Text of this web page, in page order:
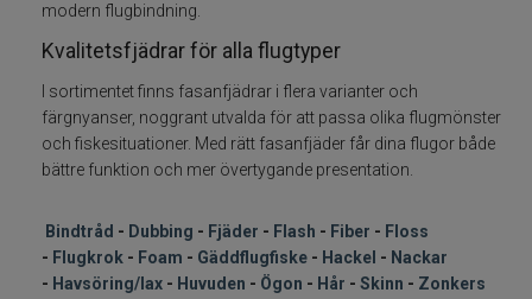
Hackel nackar
Havsöring Lax
Huvuden ögon
Marc Petitjean
modern flugbindning.
Kvalitetsfjädrar för alla flugtyper
I sortimentet finns fasanfjädrar i flera varianter och
färgnyanser, noggrant utvalda för att passa olika flugmönster
och fiskesituationer. Med rätt fasanfjäder får dina flugor både
bättre funktion och mer övertygande presentation.
Bindtråd - Dubbing - Fjäder - Flash - Fiber - Floss
- Flugkrok - Foam - Gäddflugfiske - Hackel - Nackar
- Havsöring/lax - Huvuden - Ögon - Hår - Skinn - Zonkers